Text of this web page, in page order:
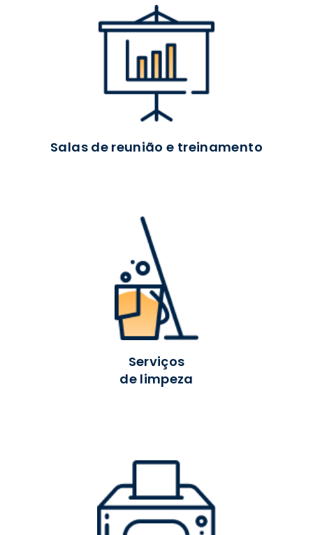
Salas de reunião e treinamento
Serviços
de limpeza